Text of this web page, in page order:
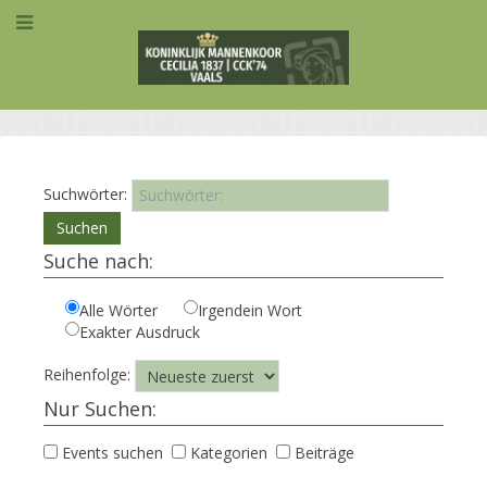
Suchwörter:
Suchen
Suche nach:
Alle Wörter
Irgendein Wort
Exakter Ausdruck
Reihenfolge:
Nur Suchen:
Events suchen Kategorien Beiträge